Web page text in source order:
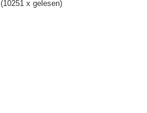
(10251 x gelesen)